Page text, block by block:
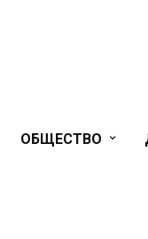
ОБЩЕСТВО